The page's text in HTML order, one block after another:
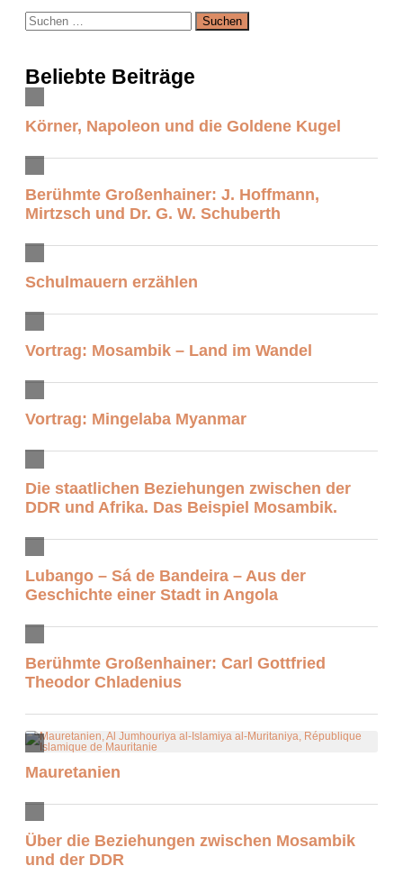
Suchen
nach:
Beliebte Beiträge
Körner, Napoleon und die Goldene Kugel
Berühmte Großenhainer: J. Hoffmann,
Mirtzsch und Dr. G. W. Schuberth
Schulmauern erzählen
Vortrag: Mosambik – Land im Wandel
Vortrag: Mingelaba Myanmar
Die staatlichen Beziehungen zwischen der
DDR und Afrika. Das Beispiel Mosambik.
Lubango – Sá de Bandeira – Aus der
Geschichte einer Stadt in Angola
Berühmte Großenhainer: Carl Gottfried
Theodor Chladenius
Mauretanien
Über die Beziehungen zwischen Mosambik
und der DDR